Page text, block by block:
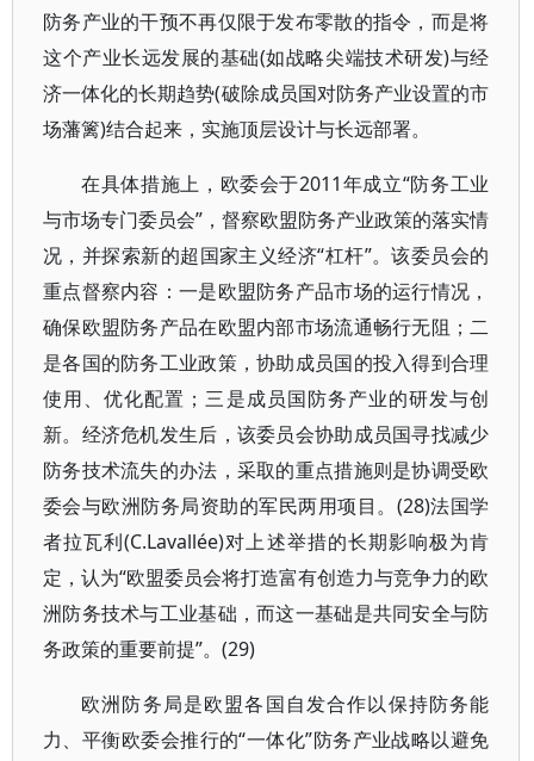
防务产业的干预不再仅限于发布零散的指令，而是将
这个产业长远发展的基础(如战略尖端技术研发)与经
济一体化的长期趋势(破除成员国对防务产业设置的市
场藩篱)结合起来，实施顶层设计与长远部署。
在具体措施上，欧委会于2011年成立“防务工业
与市场专门委员会”，督察欧盟防务产业政策的落实情
况，并探索新的超国家主义经济“杠杆”。该委员会的
重点督察内容：一是欧盟防务产品市场的运行情况，
确保欧盟防务产品在欧盟内部市场流通畅行无阻；二
是各国的防务工业政策，协助成员国的投入得到合理
使用、优化配置；三是成员国防务产业的研发与创
新。经济危机发生后，该委员会协助成员国寻找减少
防务技术流失的办法，采取的重点措施则是协调受欧
委会与欧洲防务局资助的军民两用项目。(28)法国学
者拉瓦利(C.Lavallée)对上述举措的长期影响极为肯
定，认为“欧盟委员会将打造富有创造力与竞争力的欧
洲防务技术与工业基础，而这一基础是共同安全与防
务政策的重要前提”。(29)
欧洲防务局是欧盟各国自发合作以保持防务能
力、平衡欧委会推行的“一体化”防务产业战略以避免